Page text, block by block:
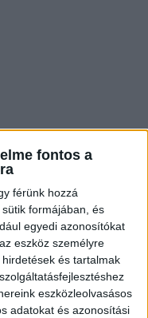
fontos a
férünk hozzá
formájában, és
egyedi azonosítókat
eszköz személyre
és tartalmak
eszközleolvasásos
adatokat és azonosítási